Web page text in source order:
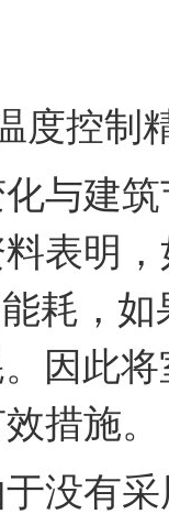
控制
建筑
表明
耗，
因此
措施。
有采